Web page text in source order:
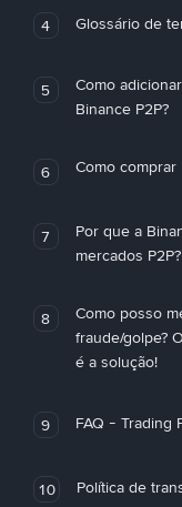
4 Glossário de
5
Como
Binance P2P?
6 Como comprar
7
Por que a
mercados P2P?
8
Como posso
fraude/golpe?
é a solução!
9 FAQ - Trading
10 Política de